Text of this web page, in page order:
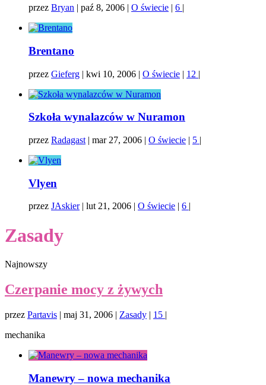
przez Bryan | paź 8, 2006 | O świecie | 6 |
Brentano
przez Gieferg | kwi 10, 2006 | O świecie | 12 |
Szkoła wynalazców w Nuramon
przez Radagast | mar 27, 2006 | O świecie | 5 |
Vlyen
przez JAskier| lut 21, 2006 | O świecie | 6 |
Zasady
Najnowszy
Czerpanie mocy z żywych
przez Partavis | maj 31, 2006 | Zasady | 15 |
mechanika
Manewry – nowa mechanika